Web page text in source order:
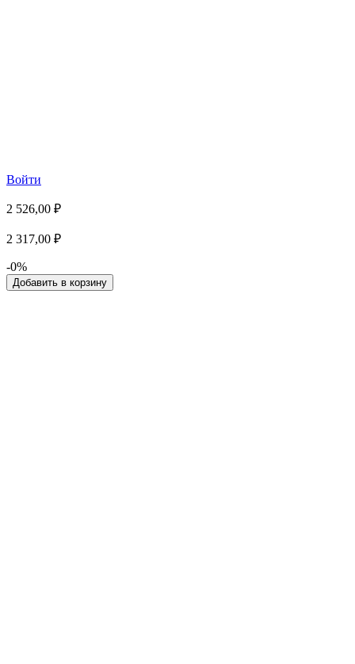
Войти
2 526,00 ₽
2 317,00 ₽
-0%
Добавить в корзину